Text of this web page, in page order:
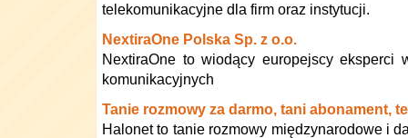
telekomunikacyjne dla firm oraz instytucji.
NextiraOne Polska Sp. z o.o.
NextiraOne to wiodący europejscy eksperci
komunikacyjnych
Tanie rozmowy za darmo, tani abonament,
Halonet to tanie rozmowy międzynarodowe i